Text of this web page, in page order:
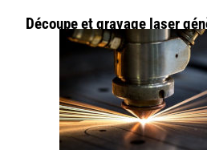
Découpe et gravage laser